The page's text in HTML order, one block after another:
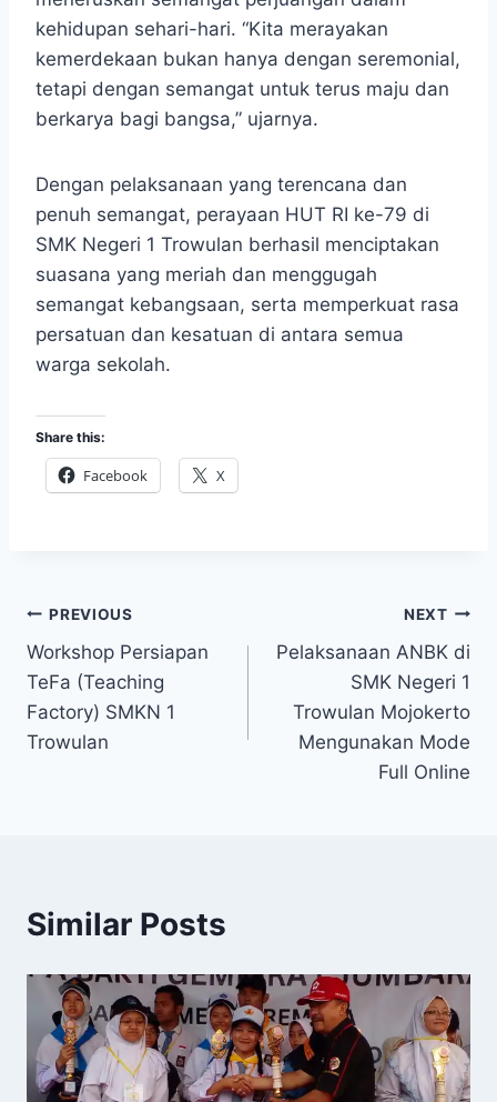
kehidupan sehari-hari. “Kita merayakan
kemerdekaan bukan hanya dengan seremonial,
tetapi dengan semangat untuk terus maju dan
berkarya bagi bangsa,” ujarnya.
Dengan pelaksanaan yang terencana dan
penuh semangat, perayaan HUT RI ke-79 di
SMK Negeri 1 Trowulan berhasil menciptakan
suasana yang meriah dan menggugah
semangat kebangsaan, serta memperkuat rasa
persatuan dan kesatuan di antara semua
warga sekolah.
Share this:
Facebook X
Post
navigation
PREVIOUS
Workshop Persiapan
TeFa (Teaching
Factory) SMKN 1
Trowulan
NEXT
Pelaksanaan ANBK di
SMK Negeri 1
Trowulan Mojokerto
Mengunakan Mode
Full Online
Similar Posts